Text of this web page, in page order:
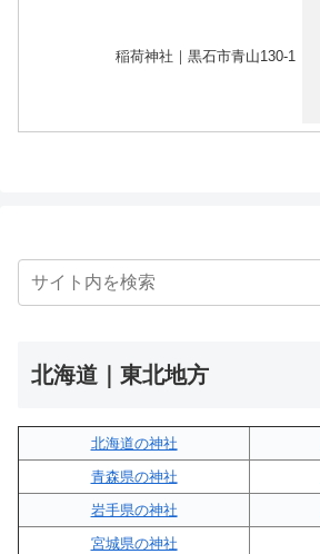
稲荷神社｜黒石市青山130-1
北海道｜東北地方
北海道の神社
青森県の神社
岩手県の神社
宮城県の神社